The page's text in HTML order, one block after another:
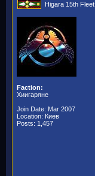
Higara 15th Fleet
Faction:
Хиигаряне
Join Date: Mar 2007
Location: Киев
Posts: 1,457